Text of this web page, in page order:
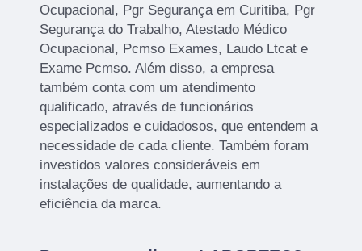
Ocupacional, Pgr Segurança em Curitiba, Pgr
Segurança do Trabalho, Atestado Médico
Ocupacional, Pcmso Exames, Laudo Ltcat e
Exame Pcmso. Além disso, a empresa
também conta com um atendimento
qualificado, através de funcionários
especializados e cuidadosos, que entendem a
necessidade de cada cliente. Também foram
investidos valores consideráveis em
instalações de qualidade, aumentando a
eficiência da marca.